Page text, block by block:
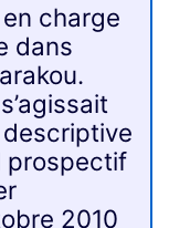
charge
dans
descriptive
prospectif
2010